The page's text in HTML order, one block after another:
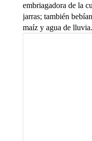
embriagadora de la
jarras; también
maíz y agua de lluvia.